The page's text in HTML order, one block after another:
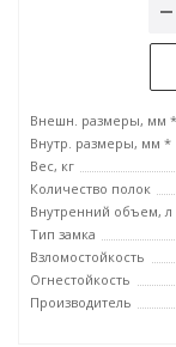
Внешн. размеры, мм *
Внутр. размеры, мм *
Вес, кг
Количество полок
Внутренний объем, л
Тип замка
Взломостойкость
Огнестойкость
Производитель